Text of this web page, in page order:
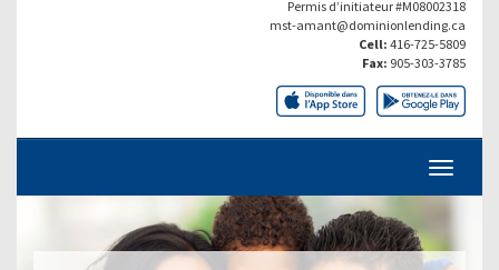
Permis d’initiateur #M08002318
mst-amant@dominionlending.ca
Cell: 416-725-5809
Fax: 905-303-3785